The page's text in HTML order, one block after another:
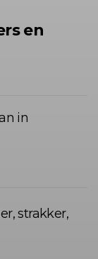
en
in
strakker,